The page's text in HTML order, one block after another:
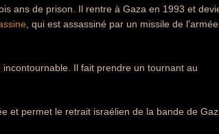
ans de prison. Il rentre à Gaza en 1993 et
, qui est assassiné par un missile de l'armée
Il fait prendre un tournant au
et permet le retrait israélien de la bande de